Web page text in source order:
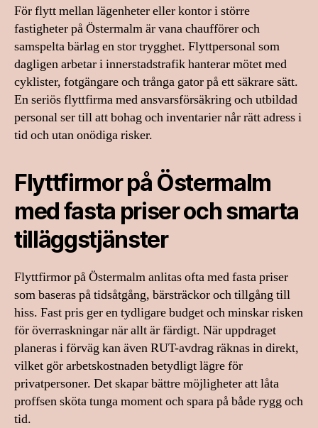
För flytt mellan lägenheter eller kontor i större
fastigheter på Östermalm är vana chaufförer och
samspelta bärlag en stor trygghet. Flyttpersonal som
dagligen arbetar i innerstadstrafik hanterar mötet med
cyklister, fotgängare och trånga gator på ett säkrare sätt.
En seriös flyttfirma med ansvarsförsäkring och utbildad
personal ser till att bohag och inventarier når rätt adress i
tid och utan onödiga risker.
Flyttfirmor på Östermalm
med fasta priser och smarta
tilläggstjänster
Flyttfirmor på Östermalm anlitas ofta med fasta priser
som baseras på tidsåtgång, bärsträckor och tillgång till
hiss. Fast pris ger en tydligare budget och minskar risken
för överraskningar när allt är färdigt. När uppdraget
planeras i förväg kan även RUT-avdrag räknas in direkt,
vilket gör arbetskostnaden betydligt lägre för
privatpersoner. Det skapar bättre möjligheter att låta
proffsen sköta tunga moment och spara på både rygg och
tid.